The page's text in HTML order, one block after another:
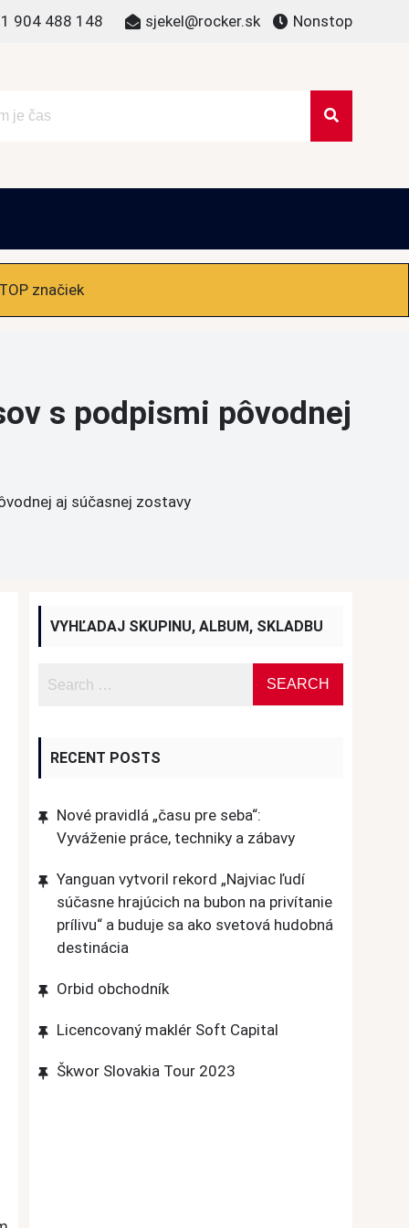
904 488 148 sjekel@rocker.sk Nonstop
značiek
s podpismi pôvodnej
aj súčasnej zostavy
VYHĽADAJ SKUPINU, ALBUM, SKLADBU
RECENT POSTS
Nové pravidlá „času pre seba“:
Vyváženie práce, techniky a zábavy
Yanguan vytvoril rekord „Najviac ľudí
súčasne hrajúcich na bubon na privítanie
prílivu“ a buduje sa ako svetová hudobná
destinácia
Orbid obchodník
Licencovaný maklér Soft Capital
Škwor Slovakia Tour 2023